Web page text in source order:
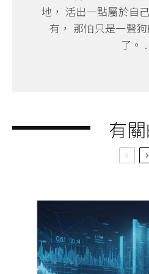
地， 活出一點屬於自
有， 那怕只是一聲
了。
有